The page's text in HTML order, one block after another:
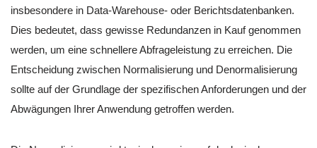
insbesondere in Data-Warehouse- oder Berichtsdatenbanken.
Dies bedeutet, dass gewisse Redundanzen in Kauf genommen
werden, um eine schnellere Abfrageleistung zu erreichen. Die
Entscheidung zwischen Normalisierung und Denormalisierung
sollte auf der Grundlage der spezifischen Anforderungen und der
Abwägungen Ihrer Anwendung getroffen werden.